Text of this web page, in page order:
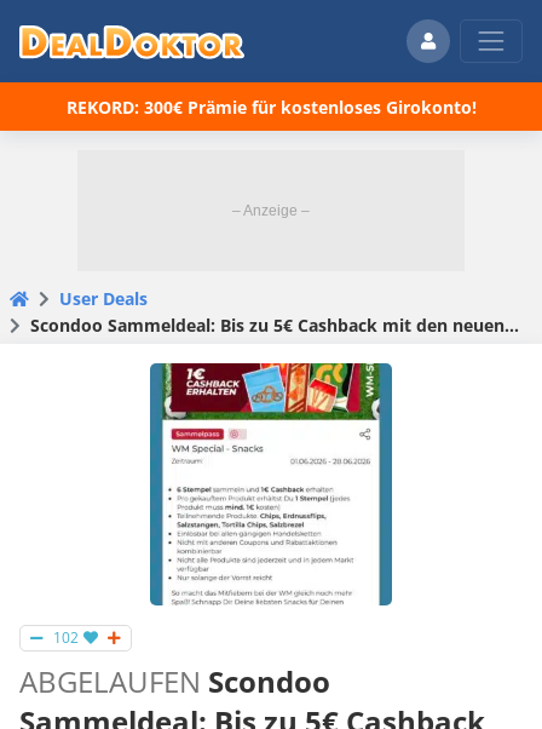
REKORD: 300€ Prämie für kostenloses Girokonto!
User Deals
Scondoo Sammeldeal: Bis zu 5€ Cashback mit den neuen WM-Sammelpässen sichern
102
ABGELAUFEN Scondoo